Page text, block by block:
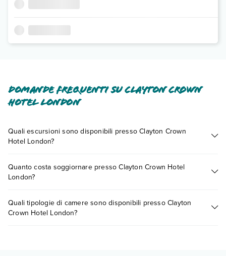
Domande frequenti su Clayton Crown
Hotel London
Quali escursioni sono disponibili presso Clayton Crown
Hotel London?
presso Clayton Crown Hotel London. Scoprile tutte nella
sezione dedicata
Quanto costa soggiornare presso Clayton Crown Hotel
London?
base a vari fattori (per es. date, condizioni dell'hotel, ecc). Per
consultare i prezzi, compila il motore di ricerca e scegli
Quali tipologie di camere sono disponibili presso Clayton
Crown Hotel London?